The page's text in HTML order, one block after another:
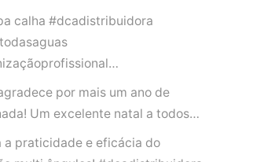
calha #dcadistribuidora
por mais um ano de
Um excelente natal a todos…
a praticidade e eficácia do